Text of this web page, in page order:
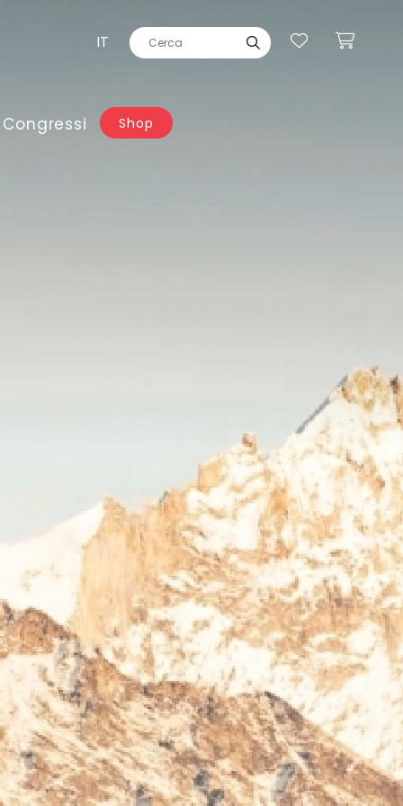
IT
Shop